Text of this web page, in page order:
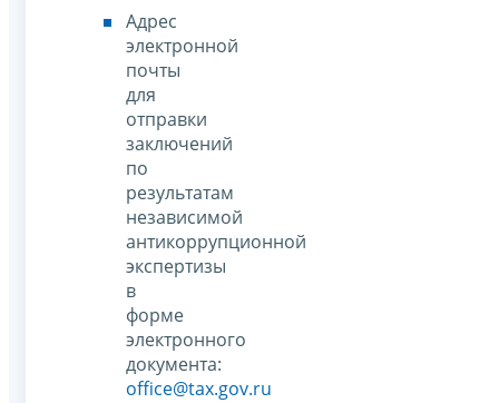
Адрес
электронной
почты
для
отправки
заключений
по
результатам
независимой
антикоррупционной
экспертизы
в
форме
электронного
документа:
office@tax.gov.ru